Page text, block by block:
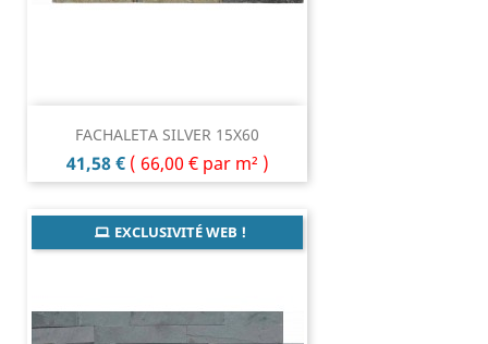
FACHALETA SILVER 15X60
Prix
41,58 € ( 66,00 € par m² )
EXCLUSIVITÉ WEB !